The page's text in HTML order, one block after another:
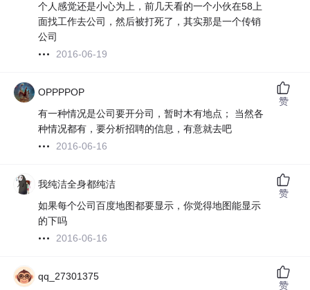
个人感觉还是小心为上，前几天看的一个小伙在58上
面找工作去公司，然后被打死了，其实那是一个传销
公司
2016-06-19
OPPPPOP
有一种情况是公司要开分司，暂时木有地点； 当然各
种情况都有，要分析招聘的信息，有意就去吧
2016-06-16
赞
我纯洁全身都纯洁
如果每个公司百度地图都要显示，你觉得地图能显示
的下吗
2016-06-16
赞
qq_27301375
赞